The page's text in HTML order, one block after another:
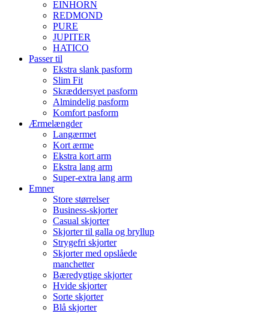
EINHORN
REDMOND
PURE
JUPITER
HATICO
Passer til
Ekstra slank pasform
Slim Fit
Skræddersyet pasform
Almindelig pasform
Komfort pasform
Ærmelængder
Langærmet
Kort ærme
Ekstra kort arm
Ekstra lang arm
Super-extra lang arm
Emner
Store størrelser
Business-skjorter
Casual skjorter
Skjorter til galla og bryllup
Strygefri skjorter
Skjorter med opslåede
manchetter
Bæredygtige skjorter
Hvide skjorter
Sorte skjorter
Blå skjorter